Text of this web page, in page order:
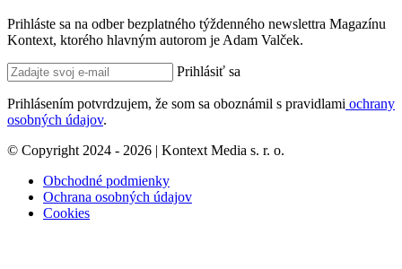
Prihláste sa na odber bezplatného týždenného newslettra Magazínu
Kontext, ktorého hlavným autorom je Adam Valček.
Prihlásiť sa
Prihlásením potvrdzujem, že som sa oboznámil s pravidlami ochrany
osobných údajov.
© Copyright 2024 - 2026 | Kontext Media s. r. o.
Obchodné podmienky
Ochrana osobných údajov
Cookies